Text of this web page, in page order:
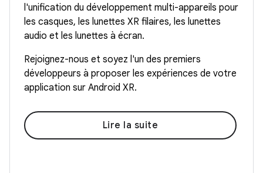
l'unification du développement multi-appareils pour
les casques, les lunettes XR filaires, les lunettes
audio et les lunettes à écran.
Rejoignez-nous et soyez l'un des premiers
développeurs à proposer les expériences de votre
application sur Android XR.
Lire la suite